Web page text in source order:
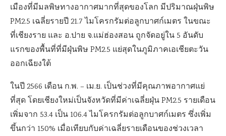
เมืองที่มีมลพิษทางอากาศมากที่สุดของโลก มีปริมาณฝุ่นพิษ
PM2.5 เฉลี่ยรายปี 21.7 ไมโครกรัมต่อลูกบาศก์เมตร ในขณะ
ที่เชียงราย และ อ.ปาย จ.แม่ฮ่องสอน ถูกจัดอยู่ใน 5 อันดับ
แรกของพื้นที่ที่มีฝุ่นพิษ PM2.5 แย่สุดในภูมิภาคเอเชียตะวัน
ออกเฉียงใต้
ในปี 2566 เดือน ก.พ. – เม.ย. เป็นช่วงที่มีคุณภาพอากาศแย่
ที่สุด โดยเชียงใหม่เป็นจังหวัดที่มีค่าเฉลี่ยฝุ่น PM2.5 รายเดือน
เพิ่มจาก 53.4 เป็น 106.4 ไมโครกรัมต่อลูกบาศก์เมตร ซึ่งเพิ่ม
ขึ้นกว่า 150% เมื่อเทียบกับค่าเฉลี่ยรายเดือนของช่วงเวลา